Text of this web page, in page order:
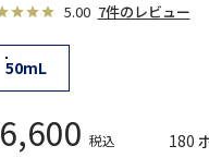
5.00 7件のレビュー
50mL
6,600 税込 180